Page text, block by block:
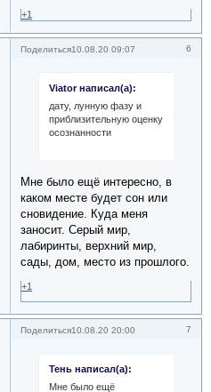
+1
Поделиться 6
10.08.20 09:07
Viator написал(а):
дату, лунную фазу и
приблизительную оценку
осознанности
Мне было ещё интересно, в
каком месте будет сон или
сновидение. Куда меня
заносит. Серый мир,
лабиринты, верхний мир,
сады, дом, место из прошлого.
+1
Поделиться 7
10.08.20 20:00
Тень написал(а):
Мне было ещё